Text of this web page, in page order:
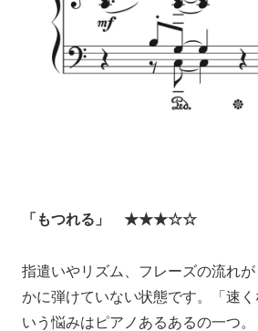
「もつれる」 ★★★☆☆
指遣いやリズム、フレーズの流れ
かに弾けていない状態です。「速
いう悩みはピアノあるあるの一つ。